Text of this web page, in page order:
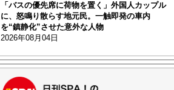
「バスの優先席に荷物を置く」外国人カップル
に、怒鳴り散らす地元民。一触即発の車内
を“鎮静化”させた意外な人物
2026年08月04日